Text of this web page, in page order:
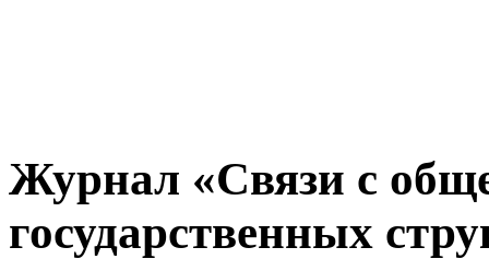
Журнал «Связи с
государственных